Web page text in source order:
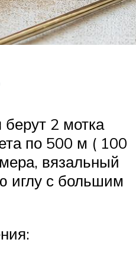
берут 2 мотка
по 500 м ( 100
вязальный
иглу с большим